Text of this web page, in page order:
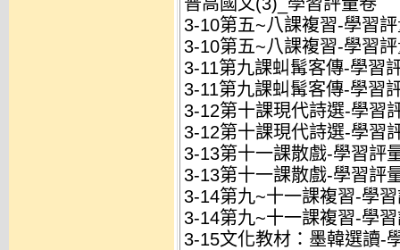
3-10第五~八課複習-學習
3-10第五~八課複習-學習
3-11第九課虯髯客傳-學習
3-11第九課虯髯客傳-學習
3-12第十課現代詩選-學習
3-12第十課現代詩選-學習
3-13第十一課散戲-學習評
3-13第十一課散戲-學習評
3-14第九~十一課複習-學
3-14第九~十一課複習-學
3-15文化教材：墨韓選讀-